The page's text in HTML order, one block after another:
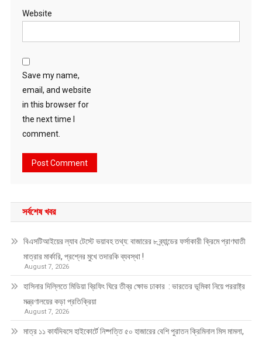
Website
Save my name,
email, and website
in this browser for
the next time I
comment.
সর্বশেষ খবর
বিএসটিআইয়ের ল্যাব টেস্টে ভয়াবহ তথ্য: বাজারের ৮ ব্র্যান্ডের ফর্সাকারী ক্রিমে প্রাণঘাতী
মাত্রার মার্কারি, প্রশ্নের মুখে তদারকি ব্যবস্থা !
August 7, 2026
হাসিনার দিল্লিতে মিডিয়া ব্রিফিং ঘিরে তীব্র ক্ষোভ ঢাকার : ভারতের ভূমিকা নিয়ে পররাষ্ট্র
মন্ত্রণালয়ের কড়া প্রতিক্রিয়া
August 7, 2026
মাত্র ১১ কার্যদিবসে হাইকোর্টে নিষ্পত্তি ৫০ হাজারের বেশি পুরাতন ক্রিমিনাল মিস মামলা,